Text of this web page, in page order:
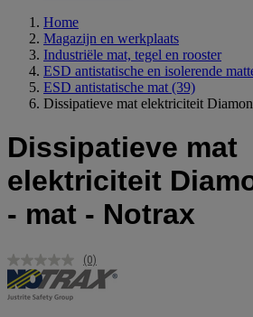
Home
Magazijn en werkplaats
Industriële mat, tegel en rooster
ESD antistatische en isolerende
ESD antistatische mat (39)
Dissipatieve mat elektriciteit
Dissipatieve mat
elektriciteit
- mat - Notrax
Geen
scorewaarde.
(0)